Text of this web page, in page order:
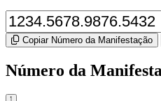
Copiar Número da Manifestação
Número da